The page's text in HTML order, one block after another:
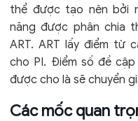
thể được tạo nên bởi
năng được phân chia
ART. ART lấy điểm từ
cho PI. Điểm số đề
được cho là sẽ chuyển
Các mốc quan